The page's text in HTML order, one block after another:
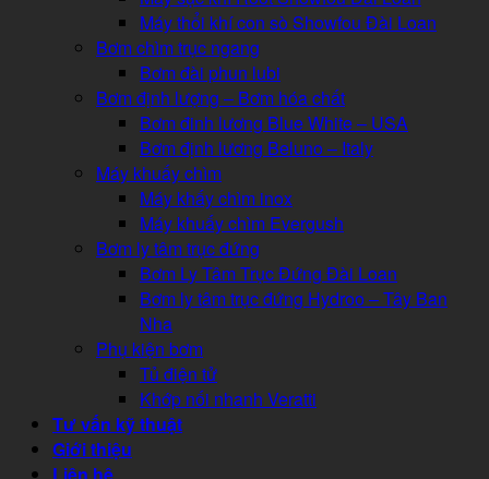
Máy thổi khí con sò Showfou Đài Loan
Bơm chìm trục ngang
Bơm đài phun lubi
Bơm định lượng – Bơm hóa chất
Bơm đinh lương Blue White – USA
Bơm định lương Beluno – Italy
Máy khuấy chìm
Máy khấy chìm inox
Máy khuấy chìm Evergush
Bơm ly tâm trục đứng
Bơm Ly Tâm Trục Đứng Đài Loan
Bơm ly tâm trục đứng Hydroo – Tây Ban
Nha
Phụ kiện bơm
Tủ điện tử
Khớp nối nhanh Veratti
Tư vấn kỹ thuật
Giới thiệu
Liên hệ